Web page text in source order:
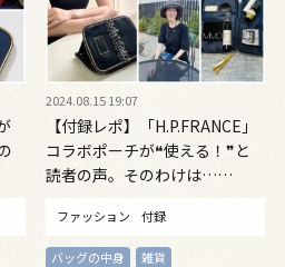
2024.08.15 19:07
【付録レポ】「H.P.FRANCE」
コラボポーチが❝使える！❞と
読者の声。そのわけは……
ファッション 付録
バッグの中身 雑貨